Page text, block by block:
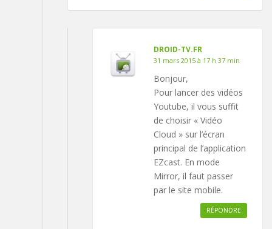
DROID-TV.FR
31 mars 2015 à 17 h 37 min
Bonjour,
Pour lancer des vidéos
Youtube, il vous suffit
de choisir « Vidéo
Cloud » sur l’écran
principal de l’application
EZcast. En mode
Mirror, il faut passer
par le site mobile.
RÉPONDRE